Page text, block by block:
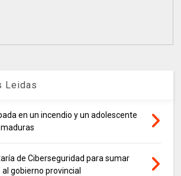
Leidas
en un incendio y un adolescente
de Ciberseguridad para sumar
gobierno provincial